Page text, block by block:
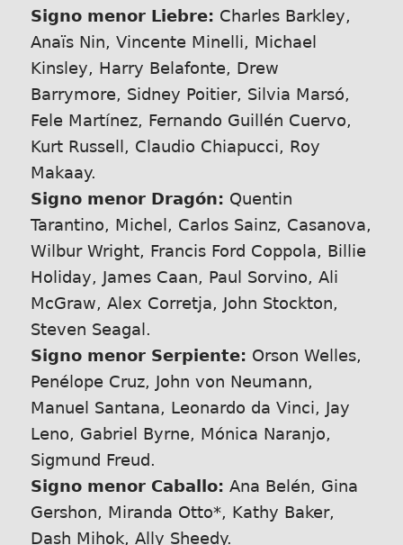
Signo menor Liebre: Charles Barkley,
Anaïs Nin, Vincente Minelli, Michael
Kinsley, Harry Belafonte, Drew
Barrymore, Sidney Poitier, Silvia Marsó,
Fele Martínez, Fernando Guillén Cuervo,
Kurt Russell, Claudio Chiapucci, Roy
Makaay.
Signo menor Dragón: Quentin
Tarantino, Michel, Carlos Sainz, Casanova,
Wilbur Wright, Francis Ford Coppola, Billie
Holiday, James Caan, Paul Sorvino, Ali
McGraw, Alex Corretja, John Stockton,
Steven Seagal.
Signo menor Serpiente: Orson Welles,
Penélope Cruz, John von Neumann,
Manuel Santana, Leonardo da Vinci, Jay
Leno, Gabriel Byrne, Mónica Naranjo,
Sigmund Freud.
Signo menor Caballo: Ana Belén, Gina
Gershon, Miranda Otto*, Kathy Baker,
Dash Mihok, Ally Sheedy.